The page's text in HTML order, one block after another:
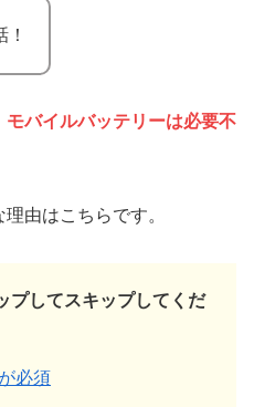
モバイルバッテリーは必要不
由はこちらです。
プしてスキップしてくだ
必須